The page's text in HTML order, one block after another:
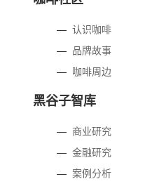
—认识咖啡
— 品牌故事
— 咖啡周边
黑谷子智库
— 商业研究
—金融研究
—案例分析